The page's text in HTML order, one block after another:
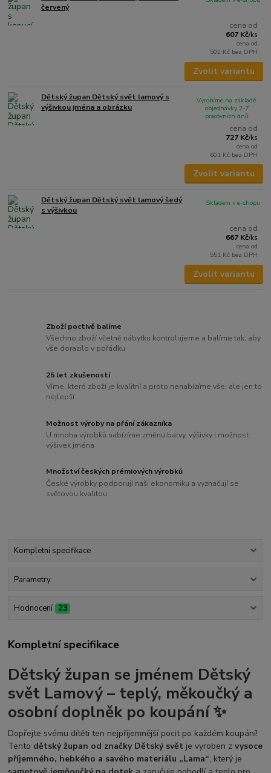
červený
cena od
607 Kč/ks
cena od
502 Kč bez DPH
Zvolit variantu
Dětský župan Dětský svět lamový s
výšivkou jména a obrázku
cena od
727 Kč/ks
cena od
601 Kč bez DPH
Vyrobíme na základě
objednávky 2-7
pracovních dnů
Zvolit variantu
Dětský župan Dětský svět lamový šedý
s výšivkou
cena od
667 Kč/ks
cena od
551 Kč bez DPH
Skladem v e-shopu
Zvolit variantu
Zboží poctivě balíme
Všechno zboží včetně nábytku kontrolujeme a balíme tak, aby
vše dorazilo v pořádku
25 let zkušeností
Víme, které zboží je kvalitní a proto nenabízíme vše, ale jen to
nejlepší
Možnost výroby na přání zákazníka
U mnoha výrobků nabízíme změnu barvy, výšivky i možnost
výšivek jména
Množství českých prémiových výrobků
České výrobky podporují naši ekonomiku a vyznačují se
světovou kvalitou
Kompletní specifikace
Parametry
Hodnocení 23
Kompletní specifikace
Dětský župan se jménem Dětský
svět Lamový– teplý, měkoučký a
osobní doplněk po koupání ✨
Dopřejte svému dítěti ten nejpříjemnější pocit po každém koupání!
Tento dětský župan od značky Dětský svět je vyroben zvysoce
příjemného, hebkého a savého materiálu „Lama“, který je